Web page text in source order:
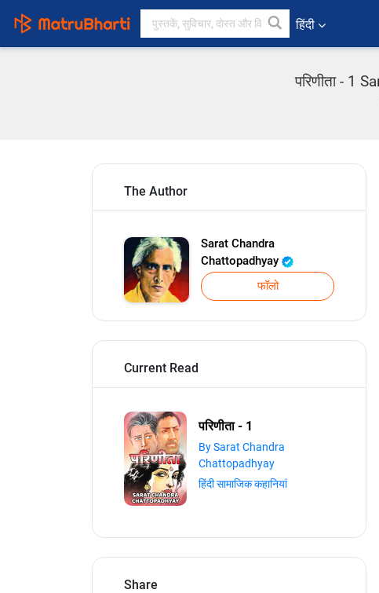
हिंदी
परिणीता - 1
The Author
Sarat Chandra
Chattopadhyay
फॉलो
Current Read
परिणीता - 1
By Sarat Chandra
Chattopadhyay
हिंदी सामाजिक कहानियां
Share